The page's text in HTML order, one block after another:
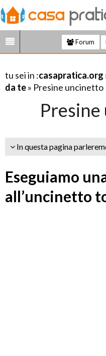
Forum
tu sei in :casapratica.org
da te» Presine uncinetto
In questa pagina
Eseguiamo
all’uncinetto